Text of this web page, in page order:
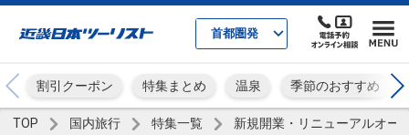
首都圏発
割引クーポン 特集まとめ 温泉 季節のおすすめ
TOP 国内旅行 特集一覧 新規開業・リニューアルオー